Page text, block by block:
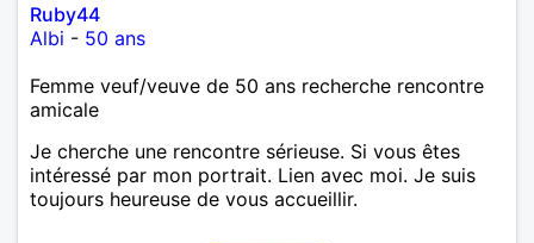
Ruby44
Albi - 50 ans
Femme veuf/veuve de 50 ans recherche rencontre
amicale
Je cherche une rencontre sérieuse. Si vous êtes
intéressé par mon portrait. Lien avec moi. Je suis
toujours heureuse de vous accueillir.